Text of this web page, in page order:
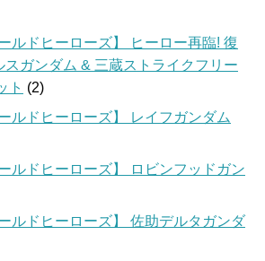
ルドヒーローズ】 ヒーロー再臨! 復
ガンダム & 三蔵ストライクフリー
ト (2)
ルドヒーローズ】 レイフガンダム
ルドヒーローズ】 ロビンフッドガン
ルドヒーローズ】 佐助デルタガンダ